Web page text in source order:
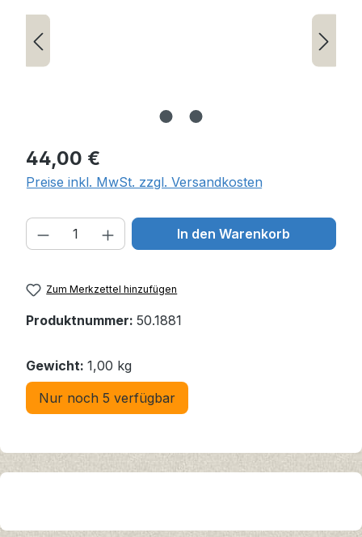
Regulärer Preis:
44,00 €
Preise inkl. MwSt. zzgl. Versandkosten
Produkt Anzahl: Gib den
In den Warenkorb
Zum Merkzettel hinzufügen
Produktnummer: 50.1881
Gewicht: 1,00 kg
Nur noch 5 verfügbar